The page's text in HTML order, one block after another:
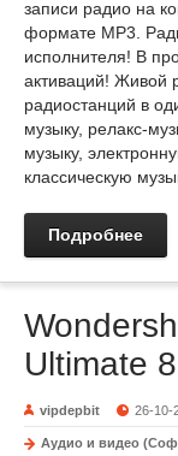
записи радио на
формате MP3.
исполнителя! В
активаций! Живой
радиостанций в
музыку, релакс-
музыку,
классическую
Подробнее
Ultimate
vipdepbit 26-10-
Аудио и видео